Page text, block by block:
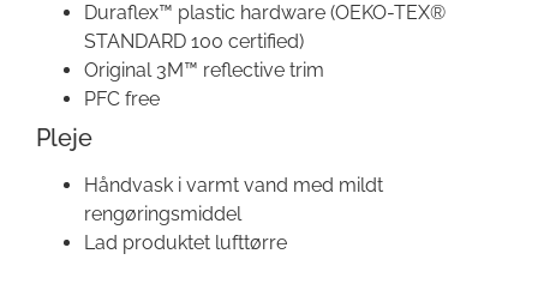
Duraflex™ plastic hardware (OEKO-TEX®
STANDARD 100 certified)
Original 3M™ reflective trim
PFC free
Pleje
Håndvask i varmt vand med mildt
rengøringsmiddel
Lad produktet lufttørre